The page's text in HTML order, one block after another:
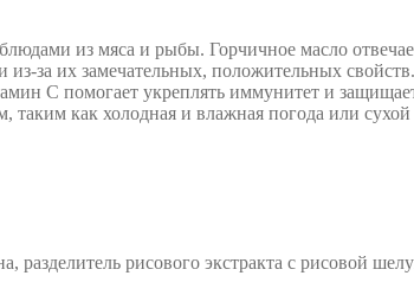
из мяса и рыбы. Горчичное масло
из-за их замечательных, положительных
С помогает укреплять иммунитет и
как холодная и влажная погода или сухой
рисового экстракта с рисовой